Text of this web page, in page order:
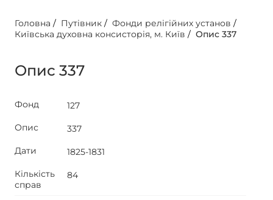
Головна / Путівник / Фонди релігійних установ /
Київська духовна консисторія, м. Київ / Опис 337
Опис 337
Фонд
127
Опис
337
Дати
1825-1831
Кількість
справ
84